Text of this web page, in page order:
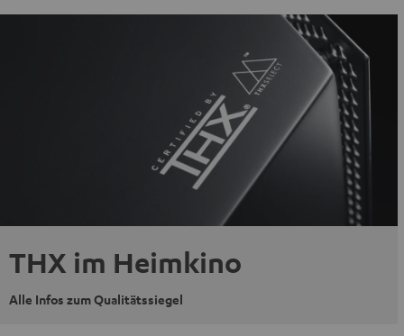
THX im Heimkino
Alle Infos zum Qualitätssiegel